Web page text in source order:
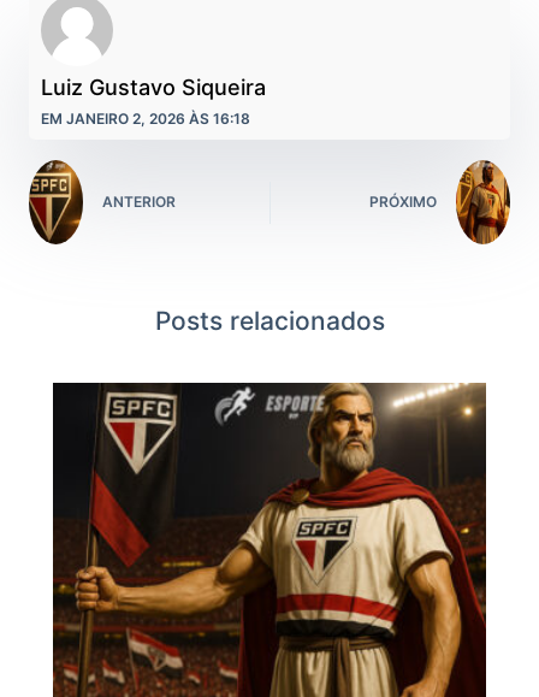
Luiz Gustavo Siqueira
EM JANEIRO 2, 2026 ÀS 16:18
ANTERIOR PRÓXIMO
Posts relacionados